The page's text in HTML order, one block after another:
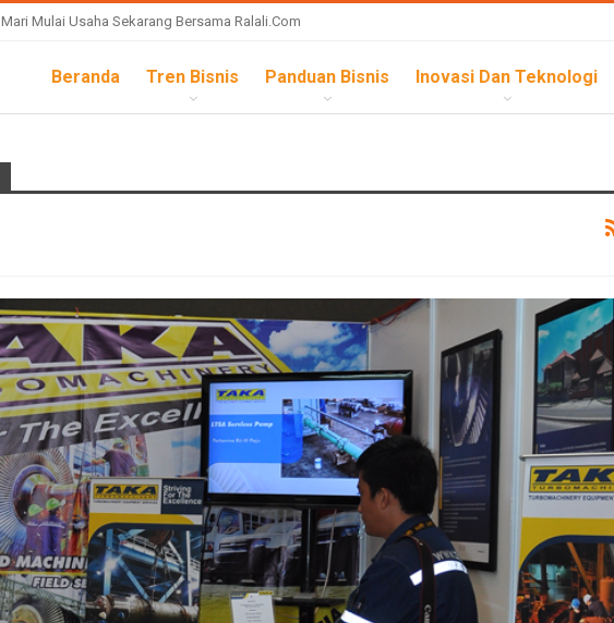
Mari Mulai Usaha Sekarang Bersama Ralali.com
Beranda Tren Bisnis Panduan Bisnis Inovasi Dan Teknologi